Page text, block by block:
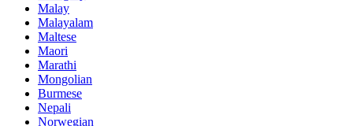
Malay
Malayalam
Maltese
Maori
Marathi
Mongolian
Burmese
Nepali
Norwegian